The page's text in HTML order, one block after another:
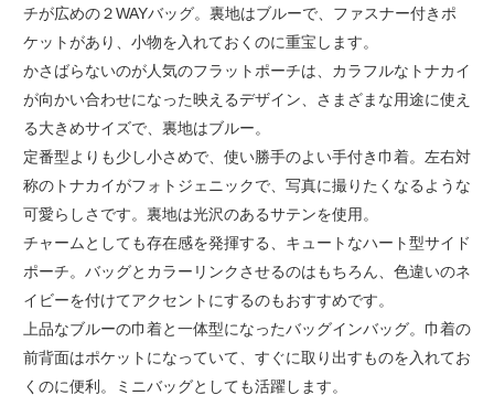
チが広めの２WAYバッグ。裏地はブルーで、ファスナー付きポ
ケットがあり、小物を入れておくのに重宝します。
かさばらないのが人気のフラットポーチは、カラフルなトナカイ
が向かい合わせになった映えるデザイン、さまざまな用途に使え
る大きめサイズで、裏地はブルー。
定番型よりも少し小さめで、使い勝手のよい手付き巾着。左右対
称のトナカイがフォトジェニックで、写真に撮りたくなるような
可愛らしさです。裏地は光沢のあるサテンを使用。
チャームとしても存在感を発揮する、キュートなハート型サイド
ポーチ。バッグとカラーリンクさせるのはもちろん、色違いのネ
イビーを付けてアクセントにするのもおすすめです。
上品なブルーの巾着と一体型になったバッグインバッグ。巾着の
前背面はポケットになっていて、すぐに取り出すものを入れてお
くのに便利。ミニバッグとしても活躍します。